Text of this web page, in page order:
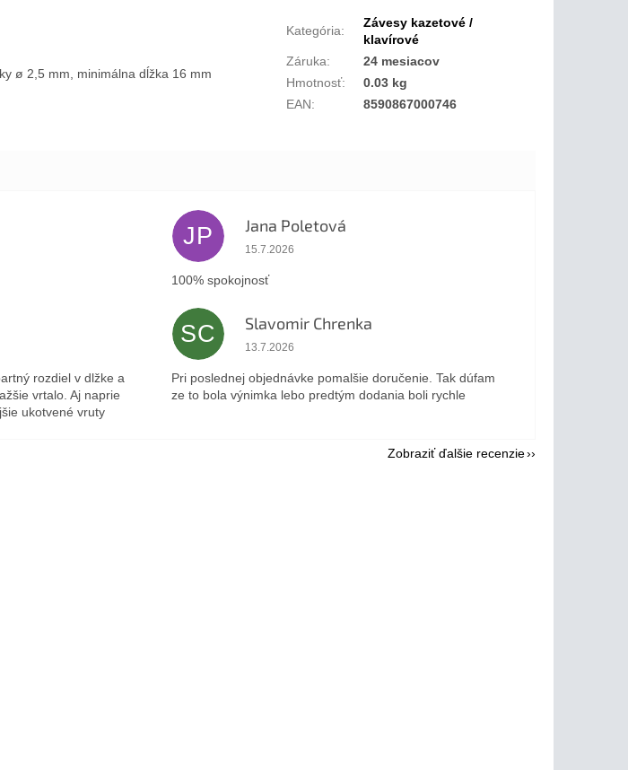
ø 2,5 mm, minimálna dĺžka 16 mm
Kategória:
Závesy kazetové /
klavírové
Záruka:
24 mesiacov
Hmotnosť:
0.03 kg
EAN: 8590867000746
z 5 hviezdičiek. JP Jana Poletová
Hodnotenie obchodu je 5 z 5 hviezdičiek.
15.7.2026
100% spokojnosť
z 5 hviezdičiek.
rozdiel v dlžke a
vrtalo. Aj naprie
ukotvené vruty
SC Slavomir Chrenka
Hodnotenie obchodu je 5 z 5 hviezdičiek.
13.7.2026
Pri poslednej objednávke pomalšie doručenie. Tak dúfam
ze to bola výnimka lebo predtým dodania boli rychle
Zobraziť ďalšie recenzie